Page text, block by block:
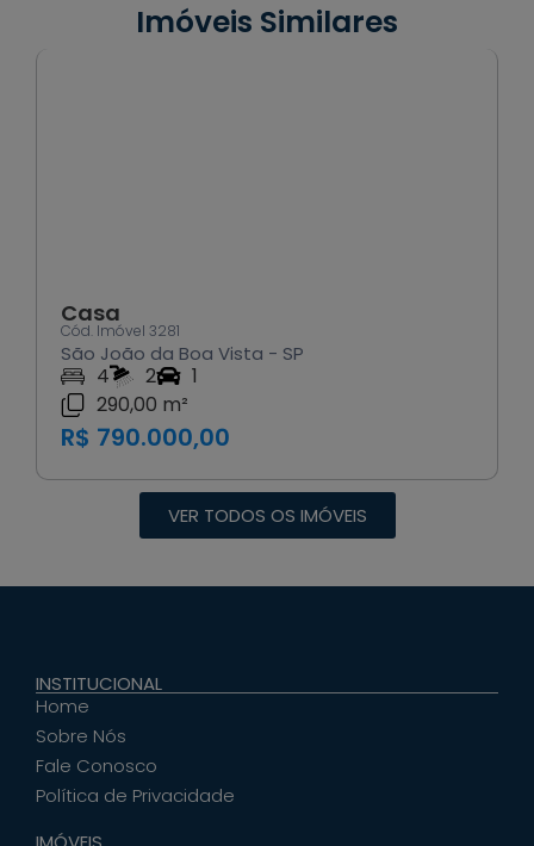
Imóveis Similares
Casa
Cód. Imóvel 3281
São João da Boa Vista - SP
4 2
1
290,00 m²
R$ 790.000,00
VER TODOS OS IMÓVEIS
INSTITUCIONAL
Home
Sobre Nós
Fale Conosco
Política de Privacidade